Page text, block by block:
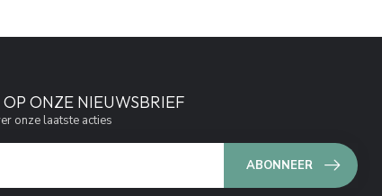
ONZE NIEUWSBRIEF
onze laatste acties
ABONNEER